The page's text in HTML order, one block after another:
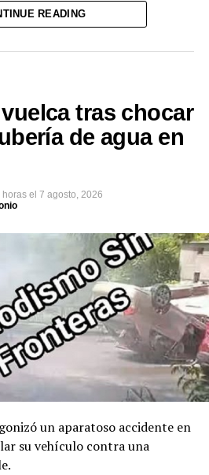
se realizó la imposición de la
Jefe de Estado, por parte
Honorio Henríquez;
inicio de su mandato
tomó juramento al José
Vicepresidente de Colombia.
no proporciona información
al accidente.
00:32
X
READING
tras chocar
de agua en
horas el 7 agosto, 2026
un aparatoso accidente en
su vehículo contra una